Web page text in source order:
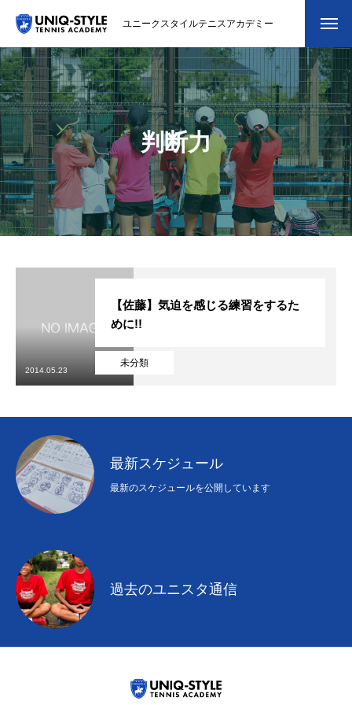
ユニークスタイルテニスアカデミー
初めての方
システム・クラス・料金
スクール紹介・コーチ紹介
大会・イベント
ブログ
会員専用ページ
システム・クラス・料金
判断力
未分類
【佐藤】気迫を感じる練習をするた
めに!!
2014.05.23
最新スケジュール
最新のスケジュールを公開しています
過去のユニスタ通信